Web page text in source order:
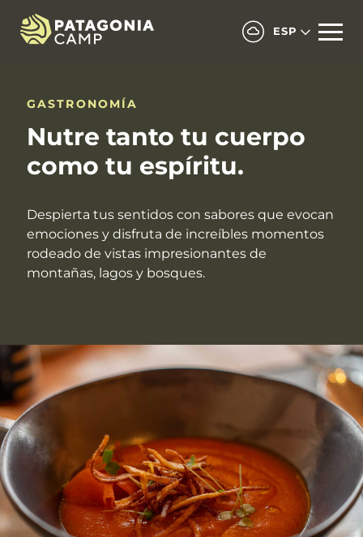
ESP
GASTRONOMÍA
Nutre tanto tu cuerpo
como tu espíritu.
Despierta tus sentidos con sabores que evocan
emociones y disfruta de increíbles momentos
rodeado de vistas impresionantes de
montañas, lagos y bosques.